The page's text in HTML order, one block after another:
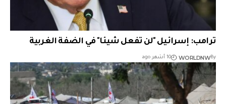
ترامب: إسرائيل "لن تفعل شيئا" في الضفة الغربية
By
WORLDNW 10 أشهر ago